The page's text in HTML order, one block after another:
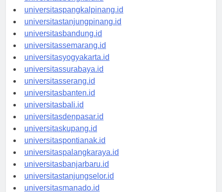
universitasbengkulu.id
universitaspangkalpinang.id
universitastanjungpinang.id
universitasbandung.id
universitassemarang.id
universitasyogyakarta.id
universitassurabaya.id
universitasserang.id
universitasbanten.id
universitasbali.id
universitasdenpasar.id
universitaskupang.id
universitaspontianak.id
universitaspalangkaraya.id
universitasbanjarbaru.id
universitastanjungselor.id